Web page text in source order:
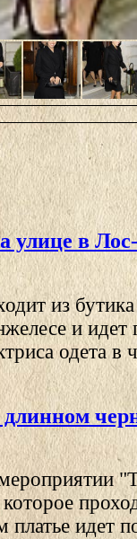
улице в
из
и идет
одета в
идет